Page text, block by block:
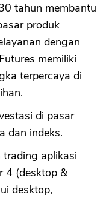
tahun membantu
produk
dengan
memiliki
terpercaya di
di pasar
dan indeks.
aplikasi
4 (desktop &
desktop,